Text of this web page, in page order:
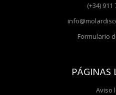
(+34) 911
Formulario
PÁGINAS
Aviso